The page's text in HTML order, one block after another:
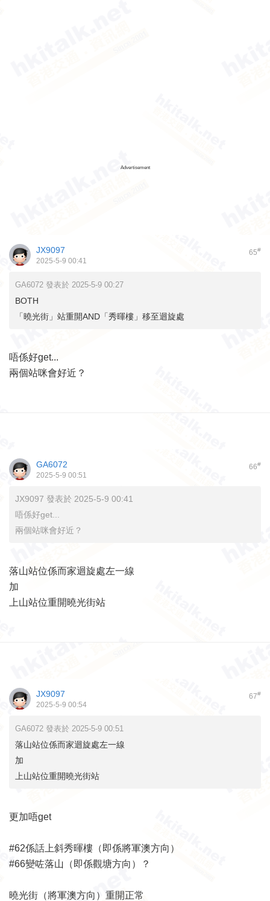
Advertisement
65#
JX9097
2025-5-9 00:41
GA6072 發表於 2025-5-9 00:27
BOTH
「曉光街」站重開AND「秀暉樓」移至迴旋處
唔係好get...
兩個站咪會好近？
66#
GA6072
2025-5-9 00:51
JX9097 發表於 2025-5-9 00:41
唔係好get...
兩個站咪會好近？
落山站位係而家迴旋處左一線
加
上山站位重開曉光街站
67#
JX9097
2025-5-9 00:54
GA6072 發表於 2025-5-9 00:51
落山站位係而家迴旋處左一線
加
上山站位重開曉光街站
更加唔get
#62係話上斜秀暉樓（即係將軍澳方向）
#66變咗落山（即係觀塘方向）？
曉光街（將軍澳方向）重開正常